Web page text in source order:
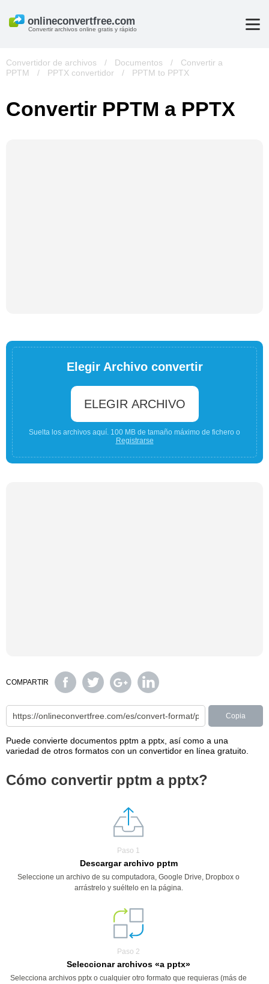
Convertir archivos online gratis y rápido
Convertidor de archivos / Documentos /
Convertir a
PPTM
/ PPTX convertidor / PPTM to PPTX
Convertir PPTM a PPTX
Elegir Archivo convertir
ELEGIR ARCHIVO
Suelta los archivos aquí. 100 MB de tamaño máximo de fichero o
Registrarse
COMPARTIR
Copia
Puede convierte documentos pptm a pptx, así como a una
variedad de otros formatos con un convertidor en línea gratuito.
Cómo convertir pptm a pptx?
Paso 1
Descargar archivo pptm
Seleccione un archivo de su computadora, Google Drive, Dropbox o
arrástrelo y suéltelo en la página.
Paso 2
Seleccionar archivos «a pptx»
Selecciona archivos pptx o cualquier otro formato que requieras (más de